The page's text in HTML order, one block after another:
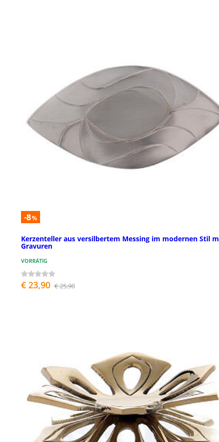
-8%
Kerzenteller aus versilbertem Messing im modernen Stil
Gravuren
VORRÄTIG
€ 23,90 € 25,90